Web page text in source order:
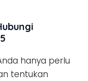
hanya perlu
tentukan